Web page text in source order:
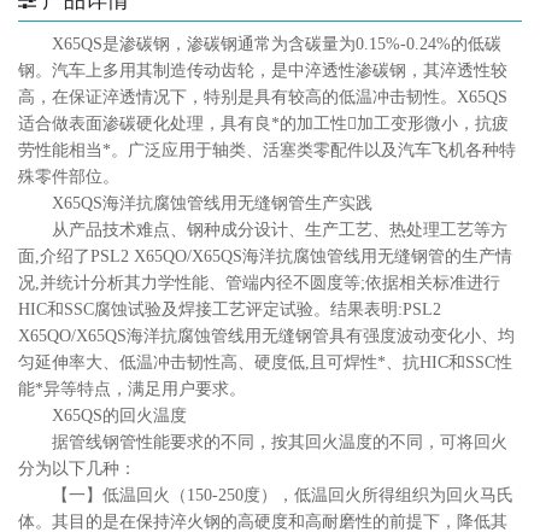
X65QS是渗碳钢，渗碳钢通常为含碳量为0.15%-0.24%的低碳
钢。汽车上多用其制造传动齿轮，是中淬透性渗碳钢，其淬透性较
高，在保证淬透情况下，特别是具有较高的低温冲击韧性。X65QS
适合做表面渗碳硬化处理，具有良*的加工性加工变形微小，抗疲
劳性能相当*。广泛应用于轴类、活塞类零配件以及汽车飞机各种特
殊零件部位。
X65QS海洋抗腐蚀管线用无缝钢管生产实践
从产品技术难点、钢种成分设计、生产工艺、热处理工艺等方
面,介绍了PSL2 X65QO/X65QS海洋抗腐蚀管线用无缝钢管的生产情
况,并统计分析其力学性能、管端内径不圆度等;依据相关标准进行
HIC和SSC腐蚀试验及焊接工艺评定试验。 结果表明 :PSL2
X65QO/X65QS海洋抗腐蚀管线用无缝钢管具有强度波动变化小、均
匀延伸率大、低温冲击韧性高、硬度低,且可焊性*、抗HIC和SSC性
能*异等特点 ， 满足用户要求。
X65QS的回火温度
据管线钢管性能要求的不同 ， 按其回火温度的不同 ， 可将回火
分为以下几种 ：
【一】低温回火
（ 150-250度）， 低温回火所得组织为回火马氏
体。其目的是在保持淬火钢的高硬度和高耐磨性的前提下 ， 降低其